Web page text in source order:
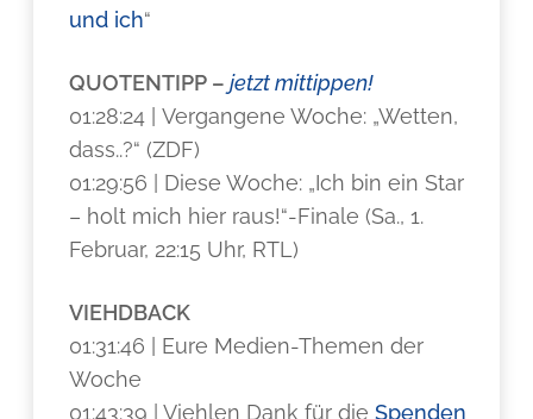
und ich“
QUOTENTIPP –jetzt mittippen!
01:28:24 | Vergangene Woche: „Wetten,
dass..?“ (ZDF)
01:29:56 | Diese Woche: „Ich bin ein Star
– holt mich hier raus!“-Finale (Sa., 1.
Februar, 22:15 Uhr, RTL)
VIEHDBACK
01:31:46 | Eure Medien-Themen der
Woche
01:43:39 | Viehlen Dank für dieSpenden